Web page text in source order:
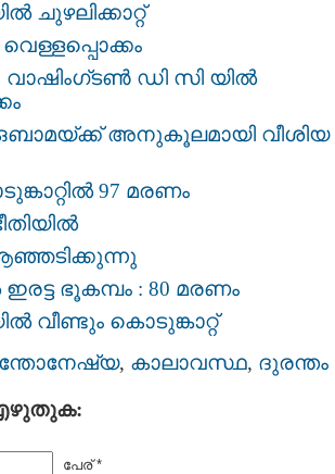
ചുഴലിക്കാറ്റ്
വാഷിംഗ്ടണ്‍ ഡി സി യിൽ
അനുകൂലമായി വീശിയ
97 മരണം
ഭൂകമ്പം : 80 മരണം
വീണ്ടും കൊടുങ്കാറ്റ്
, കാലാവസ്ഥ, ദുരന്തം
പേര് *